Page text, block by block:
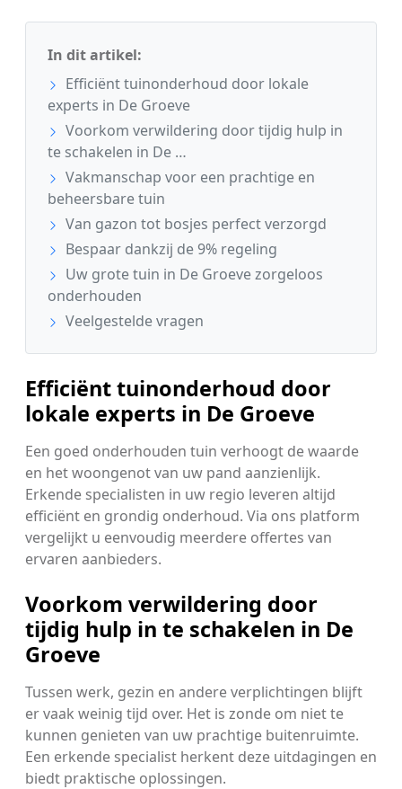
In dit artikel:
Efficiënt tuinonderhoud door lokale
experts in De Groeve
Voorkom verwildering door tijdig hulp in
te schakelen in De …
Vakmanschap voor een prachtige en
beheersbare tuin
Van gazon tot bosjes perfect verzorgd
Bespaar dankzij de 9% regeling
Uw grote tuin in De Groeve zorgeloos
onderhouden
Veelgestelde vragen
Efficiënt tuinonderhoud door
lokale experts in De Groeve
Een goed onderhouden tuin verhoogt de waarde
en het woongenot van uw pand aanzienlijk.
Erkende specialisten in uw regio leveren altijd
efficiënt en grondig onderhoud. Via ons platform
vergelijkt u eenvoudig meerdere offertes van
ervaren aanbieders.
Voorkom verwildering door
tijdig hulp in te schakelen in De
Groeve
Tussen werk, gezin en andere verplichtingen blijft
er vaak weinig tijd over. Het is zonde om niet te
kunnen genieten van uw prachtige buitenruimte.
Een erkende specialist herkent deze uitdagingen en
biedt praktische oplossingen.